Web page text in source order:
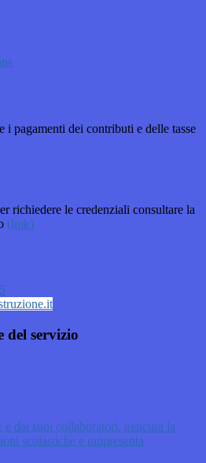
i pagamenti dei contributi e delle tasse
richiedere le credenziali consultare la
(link)
del servizio
dai suoi collaboratori, assicura la
scolastiche e rappresenta